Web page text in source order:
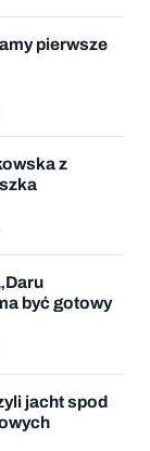
pierwsze
z
być gotowy
jacht spod